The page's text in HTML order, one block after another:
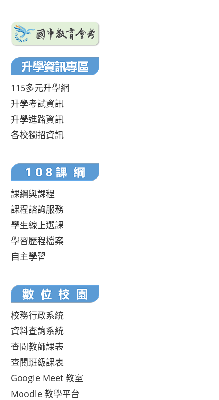
115多元升學網
升學考試資訊
升學進路資訊
各校獨招資訊
課綱與課程
課程諮詢服務
學生線上選課
學習歷程檔案
自主學習
校務行政系統
資料查詢系統
查閱教師課表
查閱班級課表
Google Meet 教室
Moodle 教學平台